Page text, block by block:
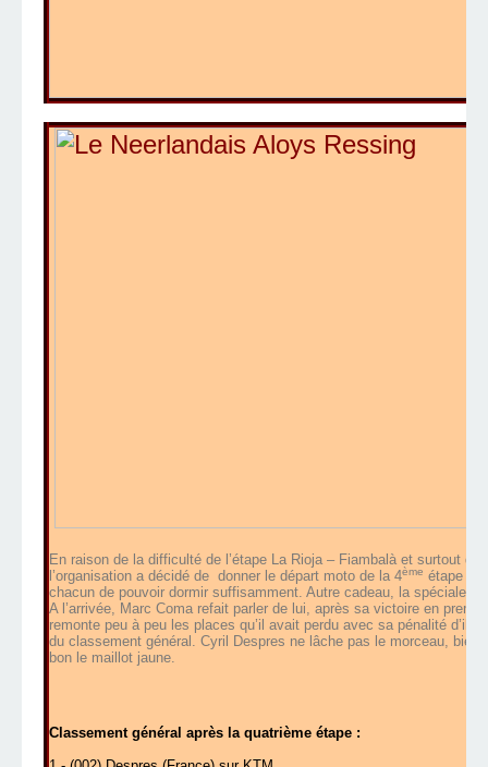
En raison de la difficulté de l’étape La Rioja – Fiambalà et surtout
l’organisation a décidé de donner le départ moto de la 4ème étape
chacun de pouvoir dormir suffisamment. Autre cadeau, la spéciale
A l’arrivée, Marc Coma refait parler de lui, après sa victoire en
remonte peu à peu les places qu’il avait perdu avec sa pénalité d’il
du classement général. Cyril Despres ne lâche pas le morceau, bien
bon le maillot jaune.
Classement général après la quatrième étape :